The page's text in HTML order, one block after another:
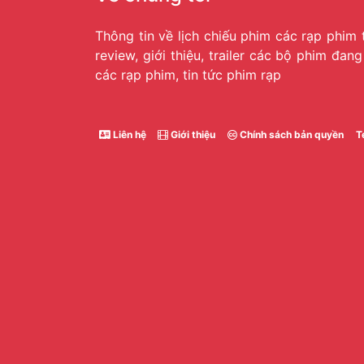
Thông tin về lịch chiếu phim các rạp phim
review, giới thiệu, trailer các bộ phim
các rạp phim, tin tức phim rạp
Liên hệ Giới thiệu Chính sách bản quyền